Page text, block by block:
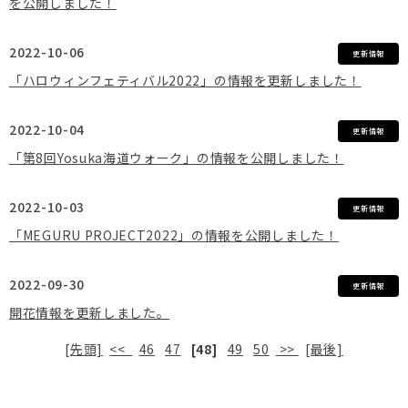
2022-10-06 更新情報
「ハロウィンフェティバル2022」の情報を更新しました！
2022-10-04 更新情報
「第8回Yosuka海道ウォーク」の情報を公開しました！
2022-10-03 更新情報
「MEGURU PROJECT2022」の情報を公開しました！
2022-09-30 更新情報
開花情報を更新しました。
[先頭] << 46 47 [48] 49 50 >> [最後]